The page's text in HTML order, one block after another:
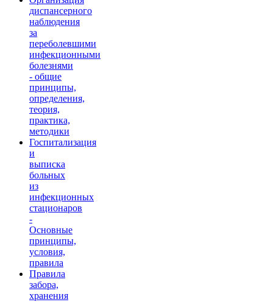
диспансерного
наблюдения
за
переболевшими
инфекционными
болезнями
- общие
принципы,
определения,
теория,
практика,
методики
Госпитализация
и
выписка
больных
из
инфекционных
стационаров
-
Основные
принципы,
условия,
правила
Правила
забора,
хранения